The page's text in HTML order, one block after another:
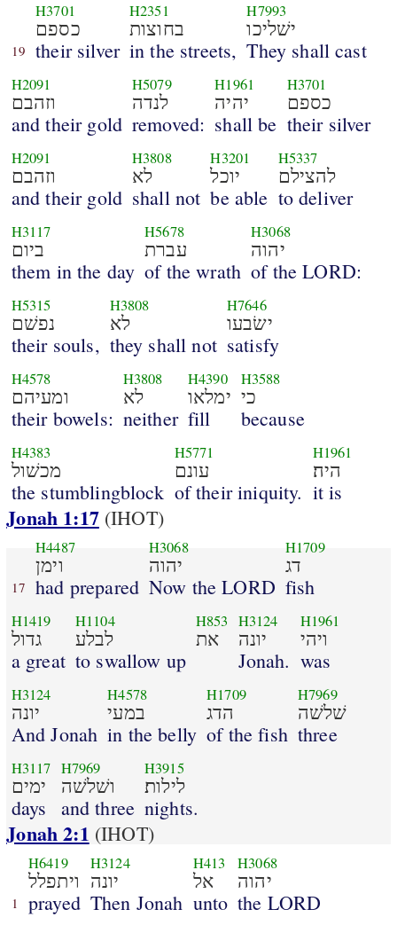
19
H3701
כספם
their silver
H2351
בחוצות
in the streets,
H7993
ישׁליכו
They shall cast
H2091
וזהבם
and their gold
H5079
לנדה
removed:
H1961
יהיה
shall be
H3701
כספם
their silver
H2091
וזהבם
and their gold
H3808
לא
shall not
H3201
יוכל
be able
H5337
להצילם
to deliver
H3117
ביום
them in the day
H5678
עברת
of the wrath
H3068
יהוה
of the LORD:
H5315
נפשׁם
their souls,
H3808
לא
they shall not
H7646
ישׂבעו
satisfy
H4578
ומעיהם
their bowels:
H3808
לא
neither
H4390
ימלאו
fill
H3588
כי
because
H4383
מכשׁול
the stumblingblock
H5771
עונם
of their iniquity.
H1961
היה׃
it is
Jonah 1:17(IHOT)
17
H4487
וימן
had prepared
H3068
יהוה
Now the LORD
H1709
דג
fish
H1419
גדול
a great
H1104
לבלע
to swallow up
H853
את
H3124
יונה
Jonah.
H1961
ויהי
was
H3124
יונה
And Jonah
H4578
במעי
in the belly
H1709
הדג
of the fish
H7969
שׁלשׁה
three
H3117
ימים
days
H7969
ושׁלשׁה
and three
H3915
לילות׃
nights.
Jonah 2:1 (IHOT)
1
H6419
ויתפלל
prayed
H3124
יונה
Then Jonah
H413
אל
unto
H3068
יהוה
the LORD